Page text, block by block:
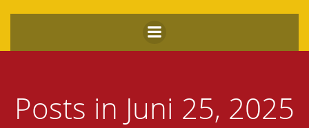
Inhalt
springen
Posts in Juni 25, 2025